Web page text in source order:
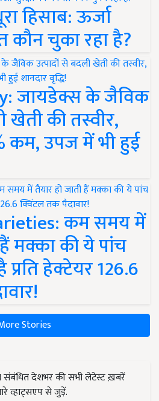
हिसाब: ऊर्जा
कौन चुका रहा है?
जायडेक्स के जैविक
खेती की तस्वीर,
कम, उपज में भी हुई
कम समय में
मक्का की ये पांच
हेक्टेयर 126.6
Stories
संबंधित देशभर की सभी लेटेस्ट ख़बरें
व्हाट्सएप से जुड़ें.